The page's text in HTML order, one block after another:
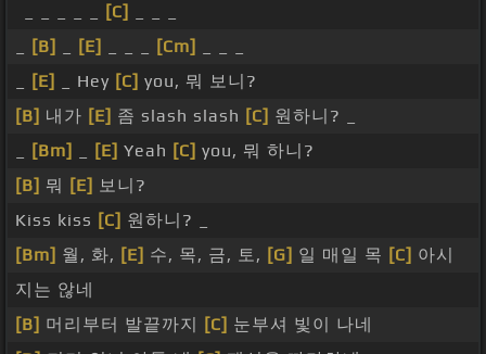
[C]
[B] [E] [Cm]
[E] _ Hey [C] you, 뭐 보니?
[B] 내가 [E] 좀 slash slash [C] 원하니? _
[Bm] [E] Yeah [C] you, 뭐 하니?
[B] 뭐 [E] 보니?
Kiss kiss [C] 원하니? _
[Bm] 월, 화, [E] 수, 목, 금, 토, [G] 일 매일 목 [C] 아시
지는 않네
[B] 머리부터 발끝까지 [C] 눈부셔 빛이 나네